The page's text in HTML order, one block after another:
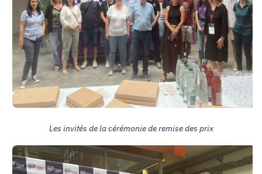
Les invités de la cérémonie de remise des prix